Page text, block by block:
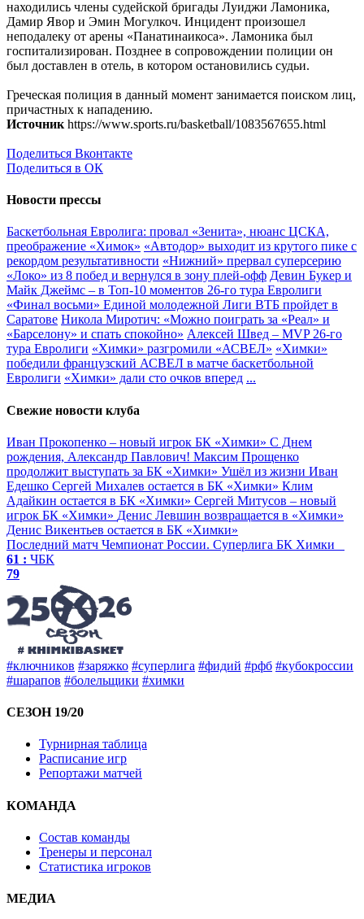
находились члены судейской бригады Луиджи Ламоника,
Дамир Явор и Эмин Могулкоч. Инцидент произошел
неподалеку от арены «Панатинаикоса». Ламоника был
госпитализирован. Позднее в сопровождении полиции он
был доставлен в отель, в котором остановились судьи.
Греческая полиция в данный момент занимается поиском лиц,
причастных к нападению.
Источник https://www.sports.ru/basketball/1083567655.html
Поделиться Вконтакте
Поделиться в ОК
Новости прессы
Баскетбольная Евролига: провал «Зенита», нюанс ЦСКА,
преображение «Химок» «Автодор» выходит из крутого пике с
рекордом результативности «Нижний» прервал суперсерию
«Локо» из 8 побед и вернулся в зону плей-офф Девин Букер и
Майк Джеймс – в Топ-10 моментов 26-го тура Евролиги
«Финал восьми» Единой молодежной Лиги ВТБ пройдет в
Саратове Никола Миротич: «Можно поиграть за «Реал» и
«Барселону» и спать спокойно» Алексей Швед – MVP 26-го
тура Евролиги «Химки» разгромили «АСВЕЛ» «Химки»
победили французский АСВЕЛ в матче баскетбольной
Евролиги «Химки» дали сто очков вперед ...
Свежие новости клуба
Иван Прокопенко – новый игрок БК «Химки» С Днем
рождения, Александр Павлович! Максим Прощенко
продолжит выступать за БК «Химки» Ушёл из жизни Иван
Едешко Сергей Михалев остается в БК «Химки» Клим
Адайкин остается в БК «Химки» Сергей Митусов – новый
игрок БК «Химки» Денис Левшин возвращается в «Химки»
Денис Викентьев остается в БК «Химки»
Последний матч Чемпионат России. Суперлига БК Химки
61 : ЧБК
79
#ключников #заряжко #суперлига #фидий #рфб #кубокроссии
#шарапов #болельщики #химки
СЕЗОН 19/20
Турнирная таблица
Расписание игр
Репортажи матчей
КОМАНДА
Состав команды
Тренеры и персонал
Статистика игроков
МЕДИА